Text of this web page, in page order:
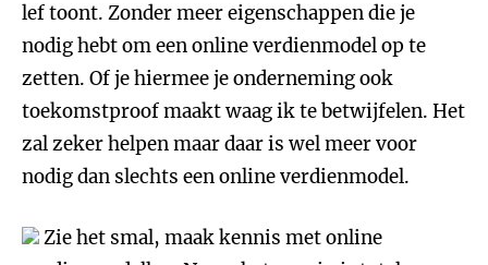
lef toont. Zonder meer eigenschappen die je
nodig hebt om een online verdienmodel op te
zetten. Of je hiermee je onderneming ook
toekomstproof maakt waag ik te betwijfelen. Het
zal zeker helpen maar daar is wel meer voor
nodig dan slechts een online verdienmodel.
Zie het smal, maak kennis met online